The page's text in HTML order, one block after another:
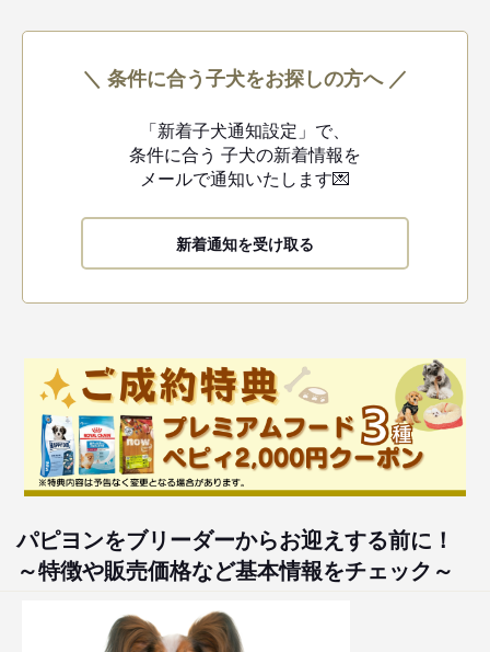
＼ 条件に合う子犬をお探しの方へ ／
「新着子犬通知設定」で、
条件に合う 子犬の新着情報を
メールで通知いたします💌
新着通知を受け取る
パピヨンをブリーダーからお迎えする前に！
～特徴や販売価格など基本情報をチェック～